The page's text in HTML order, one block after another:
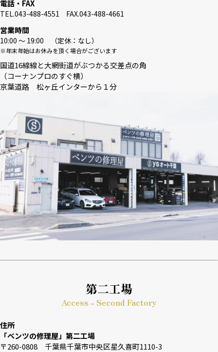
電話・FAX
TEL.043-488-4551 FAX.043-488-4661
営業時間
10:00 〜 19:00 （定休：なし）
※年末年始はお休みを頂く場合がございます
国道16線線と大網街道がぶつかる交差点の角
（コーナンプロのすぐ横）
京葉道路 松ヶ丘インターから１分
第二工場
Access - Second Factory
住所
「ベンツの修理屋」第二工場
〒260-0808 千葉県千葉市中央区星久喜町1110-3